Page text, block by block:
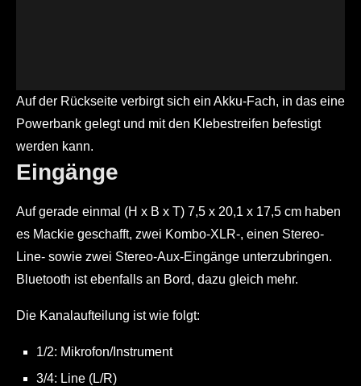
Auf der Rückseite verbirgt sich ein Akku-Fach, in das eine
Powerbank gelegt und mit den Klebestreifen befestigt
werden kann.
Eingänge
Auf gerade einmal (H x B x T) 7,5 x 20,1 x 17,5 cm haben
es Mackie geschafft, zwei Kombo-XLR-, einen Stereo-
Line- sowie zwei Stereo-Aux-Eingänge unterzubringen.
Bluetooth ist ebenfalls an Bord, dazu gleich mehr.
Die Kanalaufteilung ist wie folgt:
1/2: Mikrofon/Instrument
3/4: Line (L/R)